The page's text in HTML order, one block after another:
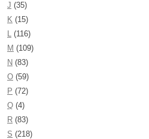
J (35)
K (15)
L (116)
M (109)
N (83)
O (59)
P (72)
Q (4)
R (83)
S (218)